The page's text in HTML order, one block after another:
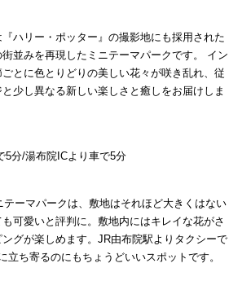
ハリー・ポッター』の撮影地にも採用された
並みを再現したミニテーマパークです。
イン
とに色とりどりの美しい花々が咲き乱れ、従
少し異なる新しい楽しさと癒しをお届けしま
5分/湯布院 ICより車で5分
ーマパークは、敷地はそれほど大きくはない
可愛いと評判に。敷地内にはキレイな花がさ
グが楽しめます。 JR由布院駅よりタクシーで
ち寄るのにもちょうどいいスポットです。